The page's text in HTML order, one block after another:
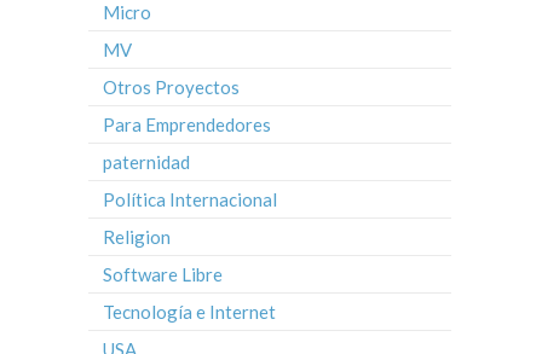
Micro
MV
Otros Proyectos
Para Emprendedores
paternidad
Política Internacional
Religion
Software Libre
Tecnología e Internet
USA